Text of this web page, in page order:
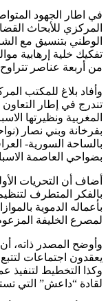
في اطار الجهود
المركزي للأبحاث
الوطني بتنسيق مع
تفكيك خلية إرهابية
من أربعة عناصر تتراوح
وأفاد بلاغ للمكتب
تندرج في إطار التعاون
المغربية ونظيرتها
بفرخانة وبني نصار
بالساحة السورية-
بضواحي العاصمة
أضاف أن التحريات
بالفكر المتطرف
بأعماله الدموية
لمصرع الخليفة
وأوضح المصدر ذاته،
يعقدون اجتماعات لتتبع
وكذا التخطيط لتنفيذ
لقادة “داعش” التي